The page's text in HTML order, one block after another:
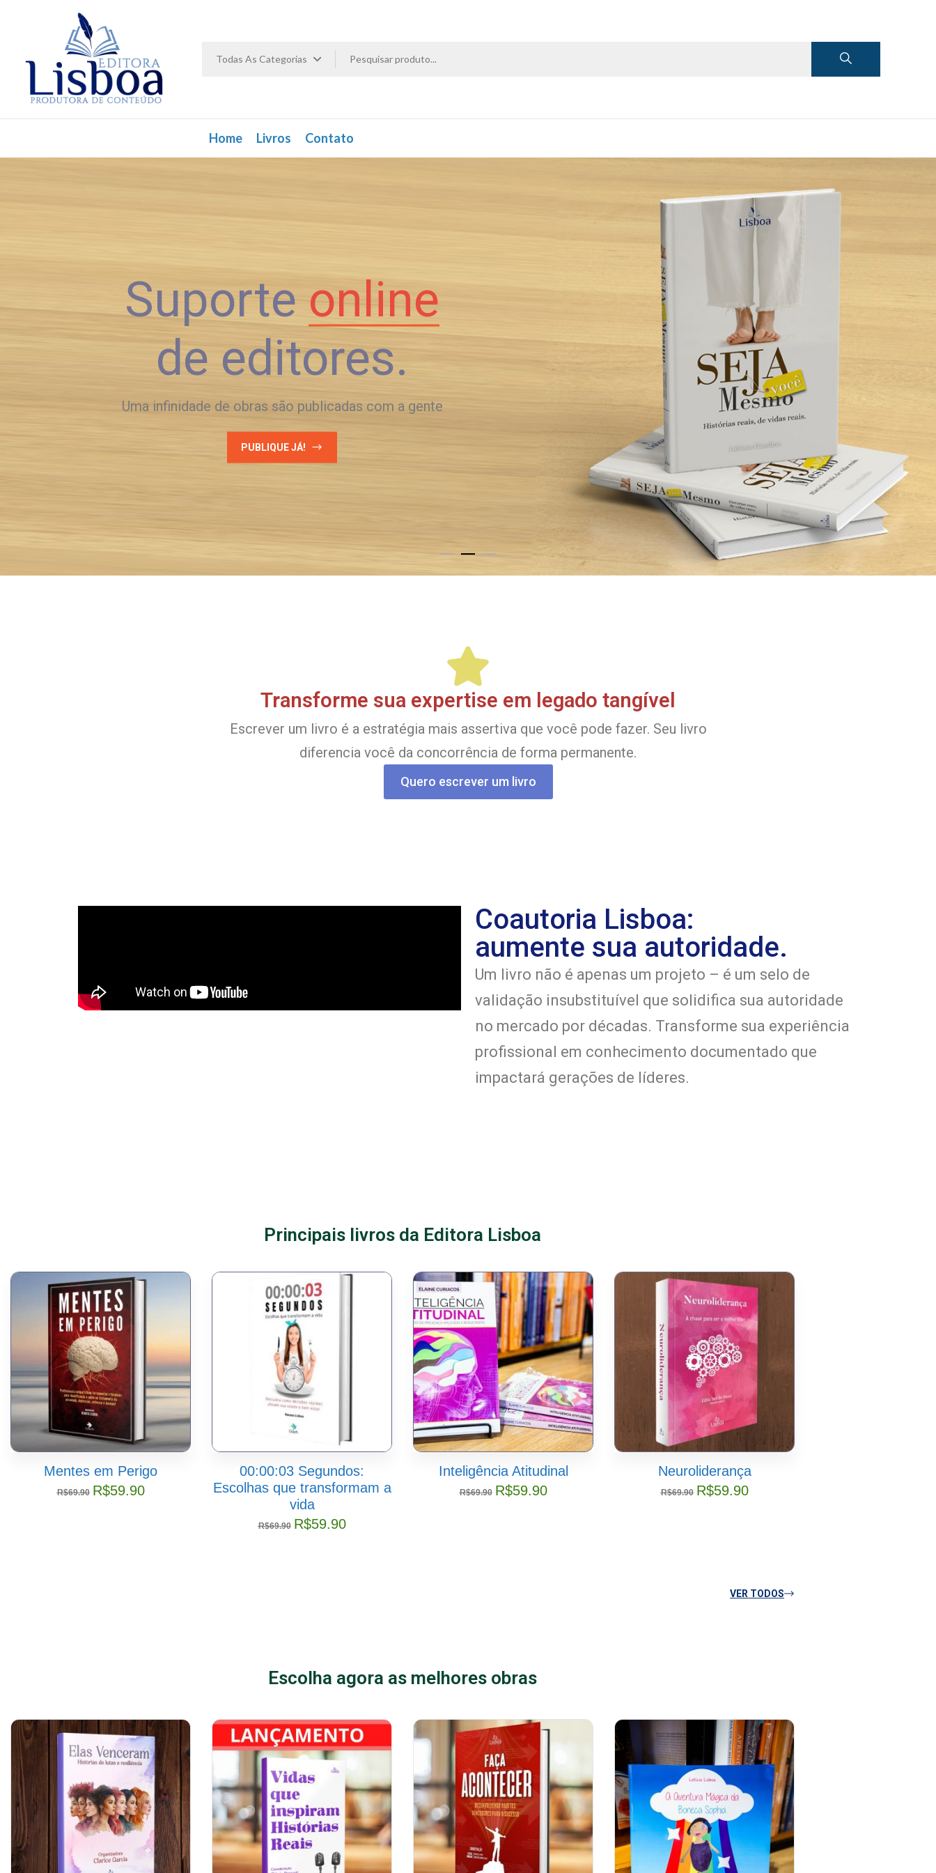
Todas As Categorias
Home Livros Contato
Suporte online
de editores.
Uma infinidade de obras são publicadas com a gente
PUBLIQUE JÁ!
Transforme sua expertise em legado tangível
Escrever um livro é a estratégia mais assertiva que você pode fazer. Seu livro
diferencia você da concorrência de forma permanente.
Quero escrever um livro
Coautoria Lisboa:
aumente sua autoridade.
Um livro não é apenas um projeto – é um selo de
validação insubstituível que solidifica sua autoridade
no mercado por décadas. Transforme sua experiência
profissional em conhecimento documentado que
impactará gerações de líderes.
Principais livros da Editora Lisboa
Mentes em Perigo
R$69.90 R$59.90
00:00:03 Segundos:
Escolhas que transformam a
vida
R$69.90 R$59.90
Inteligência Atitudinal
R$69.90 R$59.90
Neuroliderança
R$69.90 R$59.90
VER TODOS
Escolha agora as melhores obras